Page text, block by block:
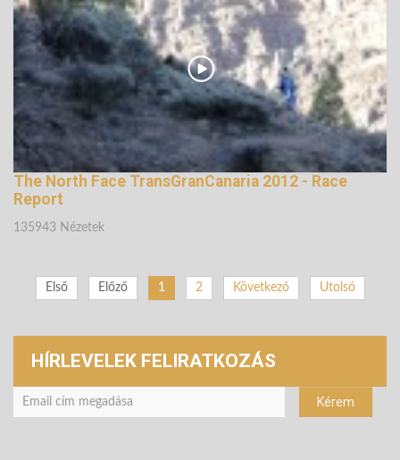
146086 Nézetek
The North Face TransGranCanaria 2012 - Race
Report
135943 Nézetek
Első Előző 1 2 Következő Utolsó
HÍRLEVELEK FELIRATKOZÁS